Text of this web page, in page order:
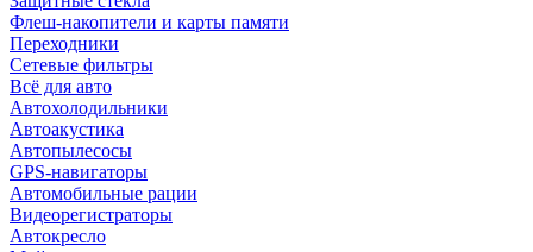
Флеш-накопители и карты памяти
Переходники
Сетевые фильтры
Всё для авто
Автохолодильники
Автоакустика
Автопылесосы
GPS-навигаторы
Автомобильные рации
Видеорегистраторы
Автокресло